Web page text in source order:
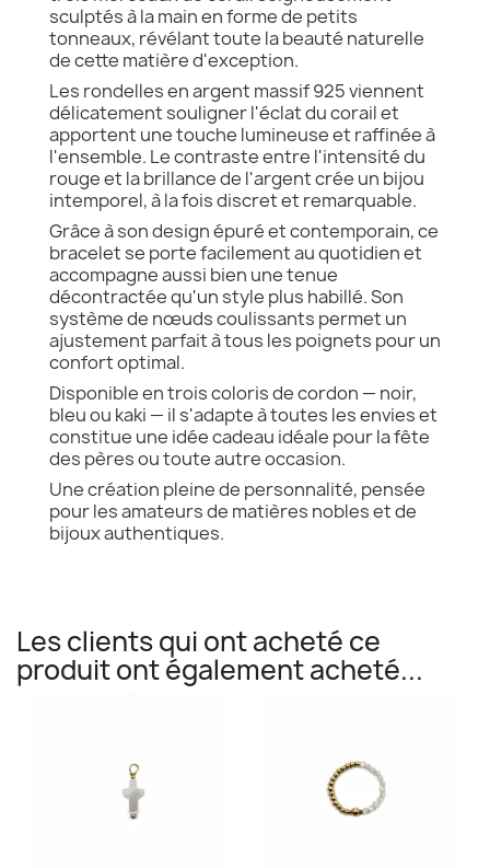
sculptés à la main en forme de petits
tonneaux, révélant toute la beauté naturelle
de cette matière d'exception.
Les rondelles en argent massif 925 viennent
délicatement souligner l'éclat du corail et
apportent une touche lumineuse et raffinée à
l'ensemble. Le contraste entre l'intensité du
rouge et la brillance de l'argent crée un bijou
intemporel, à la fois discret et remarquable.
Grâce à son design épuré et contemporain, ce
bracelet se porte facilement au quotidien et
accompagne aussi bien une tenue
décontractée qu'un style plus habillé. Son
système de nœuds coulissants permet un
ajustement parfait à tous les poignets pour un
confort optimal.
Disponible en trois coloris de cordon — noir,
bleu ou kaki — il s'adapte à toutes les envies et
constitue une idée cadeau idéale pour la fête
des pères ou toute autre occasion.
Une création pleine de personnalité, pensée
pour les amateurs de matières nobles et de
bijoux authentiques.
Les clients qui ont acheté ce
produit ont également acheté...